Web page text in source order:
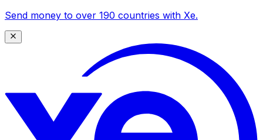
Send money to over 190 countries with Xe.